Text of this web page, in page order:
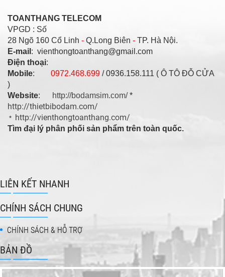
TOANTHANG TELECOM
VPGD : Số
28 Ngõ 160 Cổ Linh - Q.Long Biên - TP. Hà Nội.
E-mail : vienthongtoanthang@gmail.com
Điện thoại:
Mobile: 0972.468.699 / 0936.158.111 ( Ô TÔ ĐỖ CỬA
)
Website: http://bodamsim.com/*
http://thietbibodam.com/
* http://vienthongtoanthang.com/
Tìm đại lý phân phối sản phẩm trên toàn quốc.
LIÊN KẾT NHANH
CHÍNH SÁCH CHUNG
CHÍNH SÁCH & HỖ TRỢ
BẢN ĐỒ